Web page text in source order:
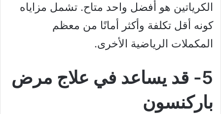
الكرياتين هو أفضل واحد متاح. تشمل مزاياه
كونه أقل تكلفة وأكثر أمانًا من معظم
المكملات الرياضية الأخرى.
5- قد يساعد في علاج مرض
باركنسون